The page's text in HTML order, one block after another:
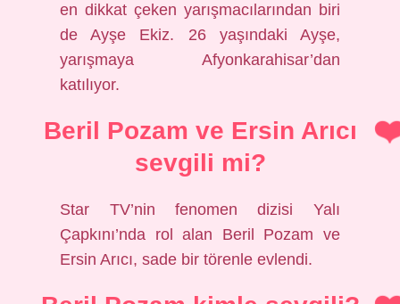
en dikkat çeken yarışmacılarından biri
de Ayşe Ekiz. 26 yaşındaki Ayşe,
yarışmaya Afyonkarahisar’dan
katılıyor.
Beril Pozam ve Ersin Arıcı
sevgili mi?
Star TV’nin fenomen dizisi Yalı
Çapkını’nda rol alan Beril Pozam ve
Ersin Arıcı, sade bir törenle evlendi.